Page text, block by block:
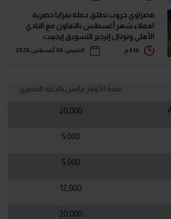
قصراوي جروب تطلق حملة بمزايا حصرية
لعملاء شهر أغسطس بالتعاون مع النادي
الأهلي وتوتال إنرجيز للتسويق إيجيبت
الخميس 06 أغسطس 2026
قيمة الأوفر برايس بالجنيه المصري
20,000
5,000
5,000
12,000
20,000